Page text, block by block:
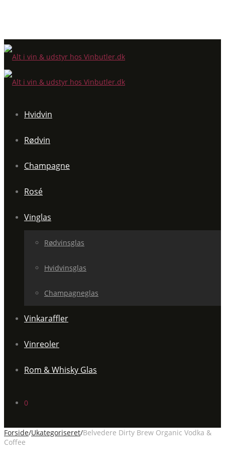
Hvidvin
Rødvin
Champagne
Rosé
Vinglas
Rødvinsglas
Hvidvinsglas
Champagneglas
Vinkaraffler
Vinreoler
Rom & Whisky Glas
0
Forside/Ukategoriseret/Belvedere Dirty Brew Organic Vodka &
Coffee